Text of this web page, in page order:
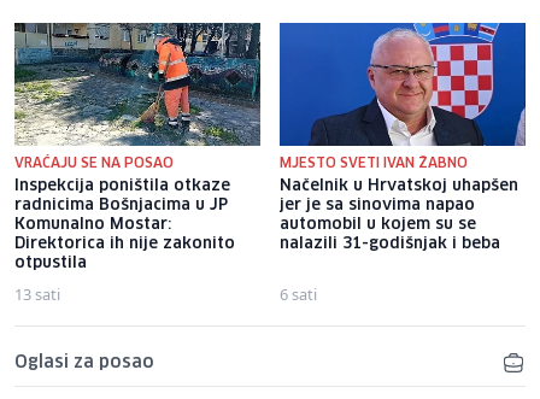
VRAĆAJU SE NA POSAO
Inspekcija poništila otkaze
radnicima Bošnjacima u JP
Komunalno Mostar:
Direktorica ih nije zakonito
otpustila
13 sati
MJESTO SVETI IVAN ŽABNO
Načelnik u Hrvatskoj uhapšen
jer je sa sinovima napao
automobil u kojem su se
nalazili 31-godišnjak i beba
6 sati
Oglasi za posao